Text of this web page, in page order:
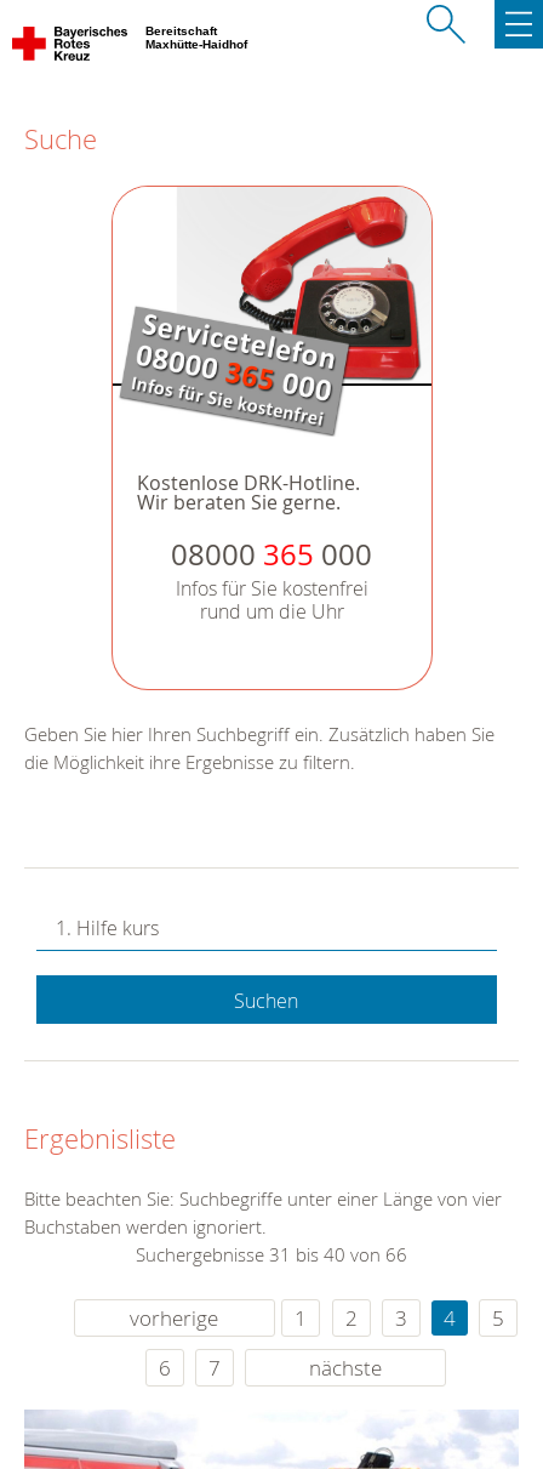
Bereitschaft
Maxhütte-Haidhof
Suche
Kostenlose DRK-Hotline.
Wir beraten Sie gerne.
08000 365 000
Infos für Sie kostenfrei
rund um die Uhr
Geben Sie hier Ihren Suchbegriff ein. Zusätzlich haben Sie
die Möglichkeit ihre Ergebnisse zu filtern.
Suchen
Ergebnisliste
Bitte beachten Sie: Suchbegriffe unter einer Länge von vier
Buchstaben werden ignoriert.
Suchergebnisse 31 bis 40 von 66
vorherige 1 2 3 4
5
6
7 nächste